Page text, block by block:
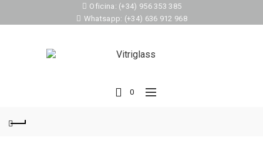
Oficina: (+34) 956 353 385
Whatsapp: (+34) 636 912 968
0